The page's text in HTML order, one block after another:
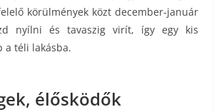
körülmények közt december-január
nyílni és tavaszig virít, így egy kis
a téli lakásba.
élősködők